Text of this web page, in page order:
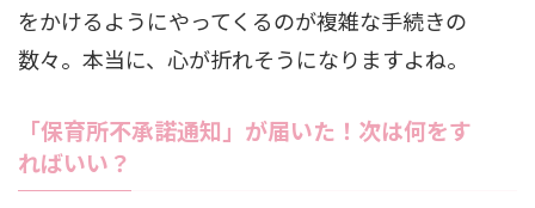
をかけるようにやってくるのが複雑な手続きの
数々。本当に、心が折れそうになりますよね。
「保育所不承諾通知」が届いた！次は何をす
ればいい？